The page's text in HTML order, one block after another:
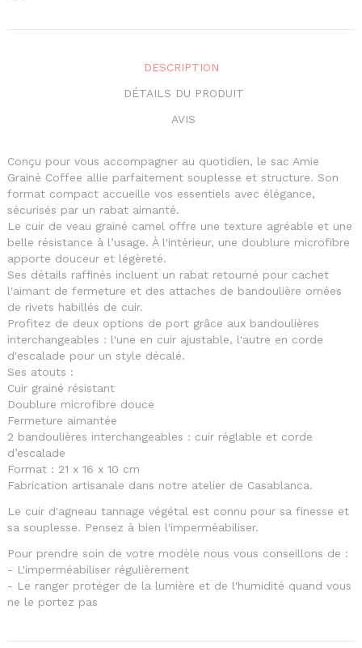
DESCRIPTION
DÉTAILS DU PRODUIT
AVIS
Conçu pour vous accompagner au quotidien, le sac Amie
Grainé Coffee allie parfaitement souplesse et structure. Son
format compact accueille vos essentiels avec élégance,
sécurisés par un rabat aimanté.
Le cuir de veau grainé camel offre une texture agréable et une
belle résistance à l’usage. À l'intérieur, une doublure microfibre
apporte douceur et légèreté.
Ses détails raffinés incluent un rabat retourné pour cachet
l'aimant de fermeture et des attaches de bandoulière ornées
de rivets habillés de cuir.
Profitez de deux options de port grâce aux bandoulières
interchangeables : l'une en cuir ajustable, l'autre en corde
d'escalade pour un style décalé.
Ses atouts :
Cuir grainé résistant
Doublure microfibre douce
Fermeture aimantée
2 bandoulières interchangeables : cuir réglable et corde
d’escalade
Format : 21 x 16 x 10 cm
Fabrication artisanale dans notre atelier de Casablanca.
Le cuir d'agneau tannage végétal est connu pour sa finesse et
sa souplesse. Pensez à bien l'imperméabiliser.
Pour prendre soin de votre modèle nous vous conseillons de :
- L'imperméabiliser régulièrement
- Le ranger protéger de la lumière et de l'humidité quand vous
ne le portez pas